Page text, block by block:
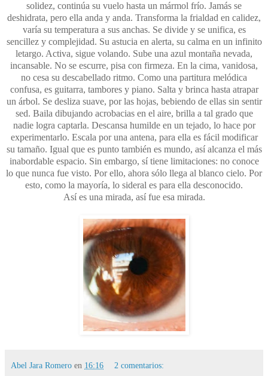
solidez, continúa su vuelo hasta un mármol frío. Jamás se
deshidrata, pero ella anda y anda. Transforma la frialdad en calidez,
varía su temperatura a sus anchas. Se divide y se unifica, es
sencillez y complejidad. Su astucia en alerta, su calma en un infinito
letargo. Activa, sigue volando. Sube una azul montaña nevada,
incansable. No se escurre, pisa con firmeza. En la cima, vanidosa,
no cesa su descabellado ritmo. Como una partitura melódica
confusa, es guitarra, tambores y piano. Salta y brinca hasta atrapar
un árbol. Se desliza suave, por las hojas, bebiendo de ellas sin sentir
sed. Baila dibujando acrobacias en el aire, brilla a tal grado que
nadie logra captarla. Descansa humilde en un tejado, lo hace por
experimentarlo. Escala por una antena, para ella es fácil modificar
su tamaño. Igual que es punto también es mundo, así alcanza el más
inabordable espacio. Sin embargo, sí tiene limitaciones: no conoce
lo que nunca fue visto. Por ello, ahora sólo llega al blanco cielo. Por
esto, como la mayoría, lo sideral es para ella desconocido.
Así es una mirada, así fue esa mirada.
Abel Jara Romero en 16:16 2 comentarios: